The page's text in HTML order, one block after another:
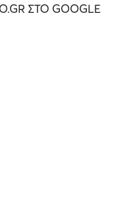
ΣΤΟ GOOGLE